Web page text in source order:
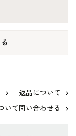
返品について
いて問い合わせる